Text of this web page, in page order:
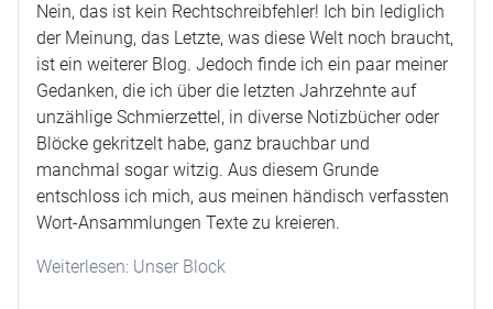
Nein, das ist kein Rechtschreibfehler! Ich bin lediglich
der Meinung, das Letzte, was diese Welt noch braucht,
ist ein weiterer Blog. Jedoch finde ich ein paar meiner
Gedanken, die ich über die letzten Jahrzehnte auf
unzählige Schmierzettel, in diverse Notizbücher oder
Blöcke gekritzelt habe, ganz brauchbar und
manchmal sogar witzig. Aus diesem Grunde
entschloss ich mich, aus meinen händisch verfassten
Wort-Ansammlungen Texte zu kreieren.
Weiterlesen: Unser Block